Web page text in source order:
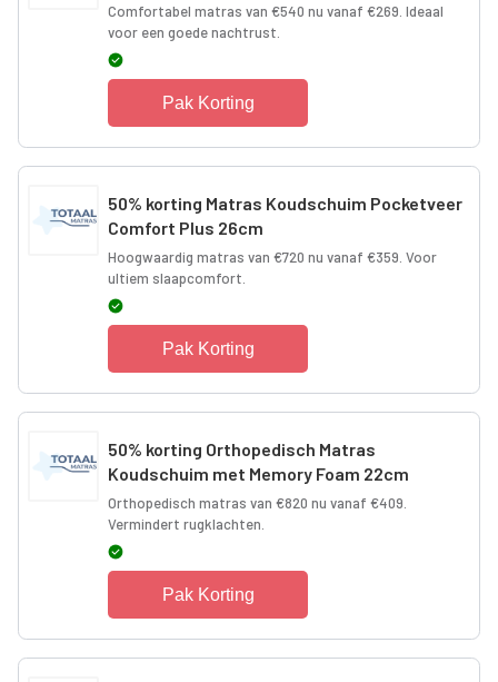
Comfortabel matras van €540 nu vanaf €269. Ideaal
voor een goede nachtrust.
Pak Korting
50% korting Matras Koudschuim Pocketveer
Comfort Plus 26cm
Hoogwaardig matras van €720 nu vanaf €359. Voor
ultiem slaapcomfort.
Pak Korting
50% korting Orthopedisch Matras
Koudschuim met Memory Foam 22cm
Orthopedisch matras van €820 nu vanaf €409.
Vermindert rugklachten.
Pak Korting